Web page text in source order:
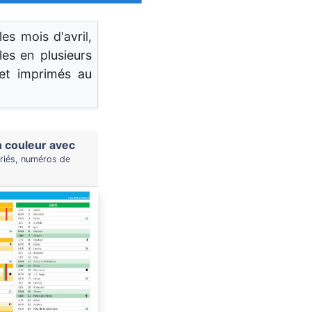
mois d'avril,
en plusieurs
imprimés au
couleur avec
numéros de